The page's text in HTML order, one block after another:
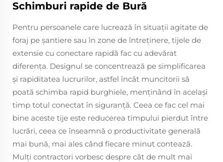
Schimburi rapide de Bură
Pentru persoanele care lucrează în situații agitate de
foraj pe șantiere sau în zone de întreținere, tijele de
extensie cu conectare rapidă fac cu adevărat
diferența. Designul se concentrează pe simplificarea
și rapiditatea lucrurilor, astfel încât muncitorii să
poată schimba rapid burghiele, menținând în același
timp totul conectat în siguranță. Ceea ce fac cel mai
bine aceste tije este reducerea timpului pierdut între
lucrări, ceea ce înseamnă o productivitate generală
mai bună, mai ales când fiecare minut contează.
Mulți contractori vorbesc despre cât de mult mai